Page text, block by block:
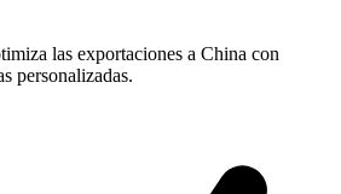
las exportaciones a China con
personalizadas.